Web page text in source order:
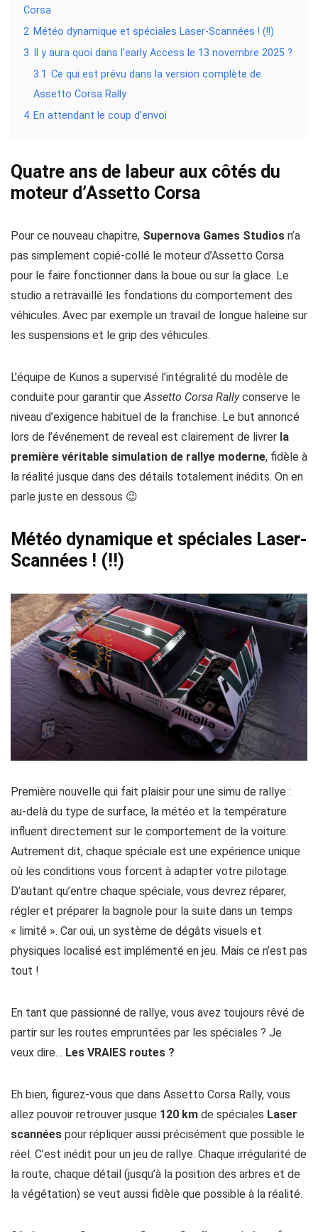
Corsa
2 Météo dynamique et spéciales Laser-Scannées ! (!!)
3
Il y aura quoi dans l’early Access le 13 novembre 2025 ?
3.1 Ce qui est prévu dans la version complète de
Assetto Corsa Rally
4 En attendant le coup d’envoi
Quatre ans de labeur aux côtés du
moteur d’Assetto Corsa
Pour ce nouveau chapitre, Supernova Games Studios n’a
pas simplement copié-collé le moteur d’Assetto Corsa
pour le faire fonctionner dans la boue ou sur la glace. Le
studio a retravaillé les fondations du comportement des
véhicules. Avec par exemple un travail de longue haleine sur
les suspensions et le grip des véhicules.
L’équipe de Kunos a supervisé l’intégralité du modèle de
conduite pour garantir queAssetto Corsa Rallyconserve le
niveau d’exigence habituel de la franchise. Le but annoncé
lors de l’événement de reveal est clairement de livrer la
première véritable simulation de rallye moderne, fidèle à
la réalité jusque dans des détails totalement inédits. On en
parle juste en dessous 😉
Météo dynamique et spéciales Laser-
Scannées ! (!!)
Première nouvelle qui fait plaisir pour une simu de rallye :
au-delà du type de surface, la météo et la température
influent directement sur le comportement de la voiture.
Autrement dit, chaque spéciale est une expérience unique
où les conditions vous forcent à adapter votre pilotage.
D’autant qu’entre chaque spéciale, vous devrez réparer,
régler et préparer la bagnole pour la suite dans un temps
« limité ». Car oui, un système de dégâts visuels et
physiques localisé est implémenté en jeu. Mais ce n’est pas
tout !
En tant que passionné de rallye, vous avez toujours rêvé de
partir sur les routes empruntées par les spéciales ? Je
veux dire… Les VRAIES routes ?
Eh bien, figurez-vous que dans Assetto Corsa Rally, vous
allez pouvoir retrouver jusque 120 km de spéciales Laser
scannées pour répliquer aussi précisément que possible le
réel. C’est inédit pour un jeu de rallye. Chaque irrégularité de
la route, chaque détail (jusqu’à la position des arbres et de
la végétation) se veut aussi fidèle que possible à la réalité.